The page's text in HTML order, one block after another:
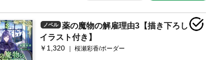
カライズ好評連載中！
ノベル
薬の魔物の解雇理由3【描き下ろし
イラスト付き】
1,320 924